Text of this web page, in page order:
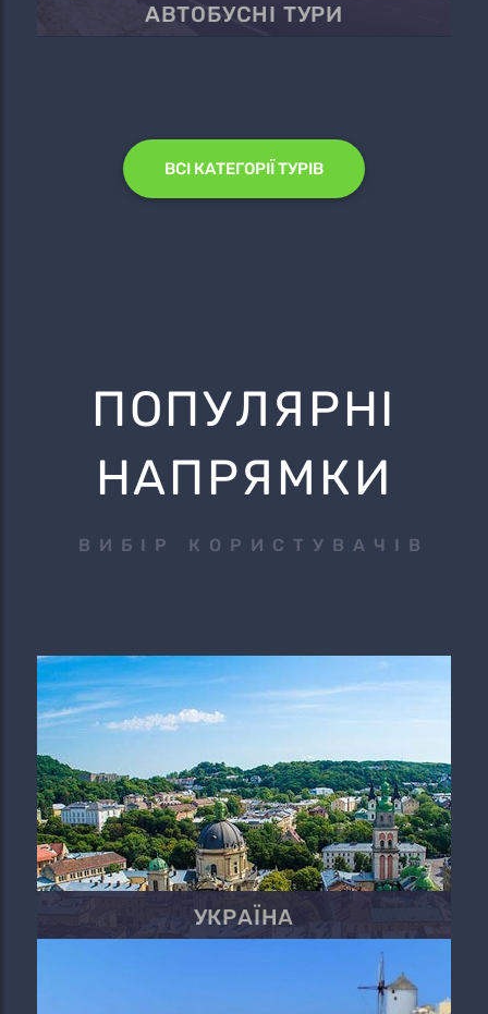
АВТОБУСНІ ТУРИ
ВСІ КАТЕГОРІЇ ТУРІВ
ПОПУЛЯРНІ
НАПРЯМКИ
ВИБІР КОРИСТУВАЧІВ
УКРАЇНА